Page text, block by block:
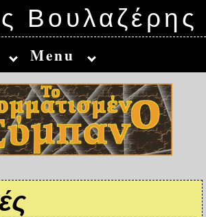
Βουλαζέρης
Menu